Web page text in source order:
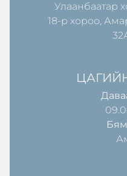
Улаанбаатар
18-р хороо,